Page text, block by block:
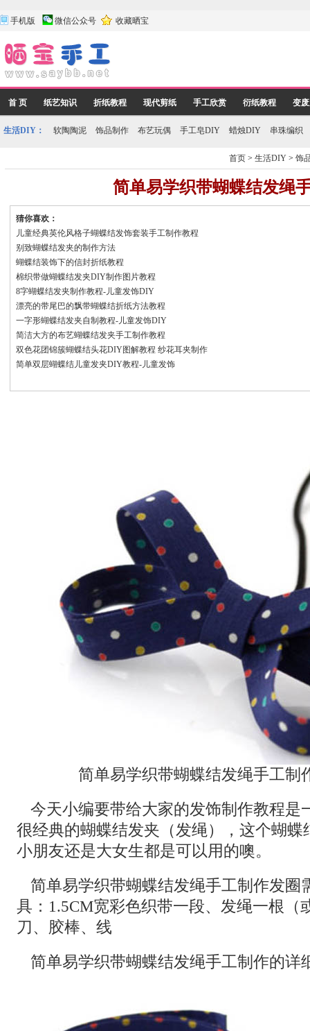
手机版 微信公众号 收藏晒宝
首 页 纸艺知识 折纸教程 现代剪纸 手工欣赏 衍纸教程 变
生活DIY： 软陶陶泥 饰品制作 布艺玩偶 手工皂DIY 蜡烛DIY 串珠编织
首页 >生活DIY >饰
简单易学织带蝴蝶结发绳
猜你喜欢：
儿童经典英伦风格子蝴蝶结发饰套装手工制作教程
别致蝴蝶结发夹的制作方法
蝴蝶结装饰下的信封折纸教程
棉织带做蝴蝶结发夹DIY制作图片教程
8字蝴蝶结发夹制作教程-儿童发饰DIY
漂亮的带尾巴的飘带蝴蝶结折纸方法教程
一字形蝴蝶结发夹自制教程-儿童发饰DIY
简洁大方的布艺蝴蝶结发夹手工制作教程
双色花团锦簇蝴蝶结头花DIY图解教程 纱花耳夹制作
简单双层蝴蝶结儿童发夹DIY教程-儿童发饰
简单易学织带蝴蝶结发绳手工制
今天小编要带给大家的发饰制作教程是
很经典的蝴蝶结发夹（发绳），这个蝴蝶
小朋友还是大女生都是可以用的噢。
简单易学织带蝴蝶结发绳手工制作发圈
具：1.5CM宽彩色织带一段、发绳一根（
刀、胶棒、线
简单易学织带蝴蝶结发绳手工制作的详